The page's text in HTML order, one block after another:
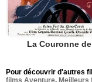
La Couronne
Pour découvrir d'autres